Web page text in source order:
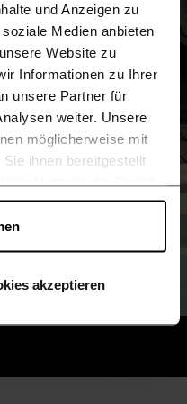
und Anzeigen zu
Medien anbieten
Website zu
Informationen zu Ihrer
unsere Partner für
weiter. Unsere
möglicherweise mit
ihnen bereitgestellt
Nutzung der Dienste
Drittanbietern (Liste)
Du kannst deine Cookie-
akzeptieren